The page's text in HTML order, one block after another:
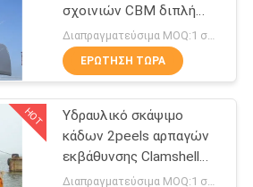
κάδος
49
σχοινιών CBM διπλή
αρπαγή Clamshell νυχιώνΔιαπραγματεύσιμα MOQ:1 σύνολο
ΕΡΏΤΗΣΗ ΤΏΡΑ
HOT
Υδραυλικό σκάψιμο
κάδων 2peels αρπαγών
εκβάθυνσης Clamshell
μηχανικό